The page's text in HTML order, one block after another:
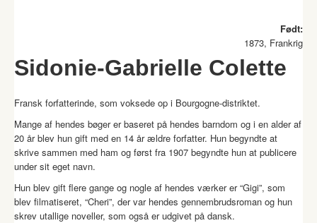
Født:
1873, Frankrig
Sidonie-Gabrielle Colette
Fransk forfatterinde, som voksede op i Bourgogne-distriktet.
Mange af hendes bøger er baseret på hendes barndom og i en alder af
20 år blev hun gift med en 14 år ældre forfatter. Hun begyndte at
skrive sammen med ham og først fra 1907 begyndte hun at publicere
under sit eget navn.
Hun blev gift flere gange og nogle af hendes værker er “Gigi”, som
blev filmatiseret, “Cheri”, der var hendes gennembrudsroman og hun
skrev utallige noveller, som også er udgivet på dansk.